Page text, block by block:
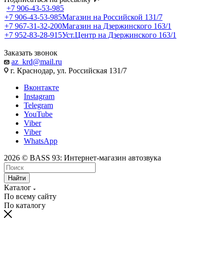
+7 906-43-53-985
+7 906-43-53-985Магазин на Российской 131/7
+7 967-31-32-200Магазин на Дзержинского 163/1
+7 952-83-28-915Уст.Центр на Дзержинского 163/1
Заказать звонок
az_krd@mail.ru
г. Краснодар, ул. Российская 131/7
Вконтакте
Instagram
Telegram
YouTube
Viber
Viber
WhatsApp
2026 © BASS 93: Интернет-магазин автозвука
Найти
Каталог
По всему сайту
По каталогу